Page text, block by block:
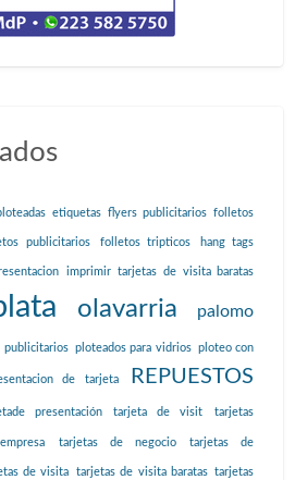
etiquetas flyers publicitarios folletos
publicitarios folletos tripticos hang tags
imprimir tarjetas de visita baratas
olavarria
palomo
publicitarios ploteados para vidrios ploteo con
de tarjeta
REPUESTOS
presentación tarjeta de visit tarjetas
tarjetas de negocio tarjetas de
de visita tarjetas de visita baratas tarjetas